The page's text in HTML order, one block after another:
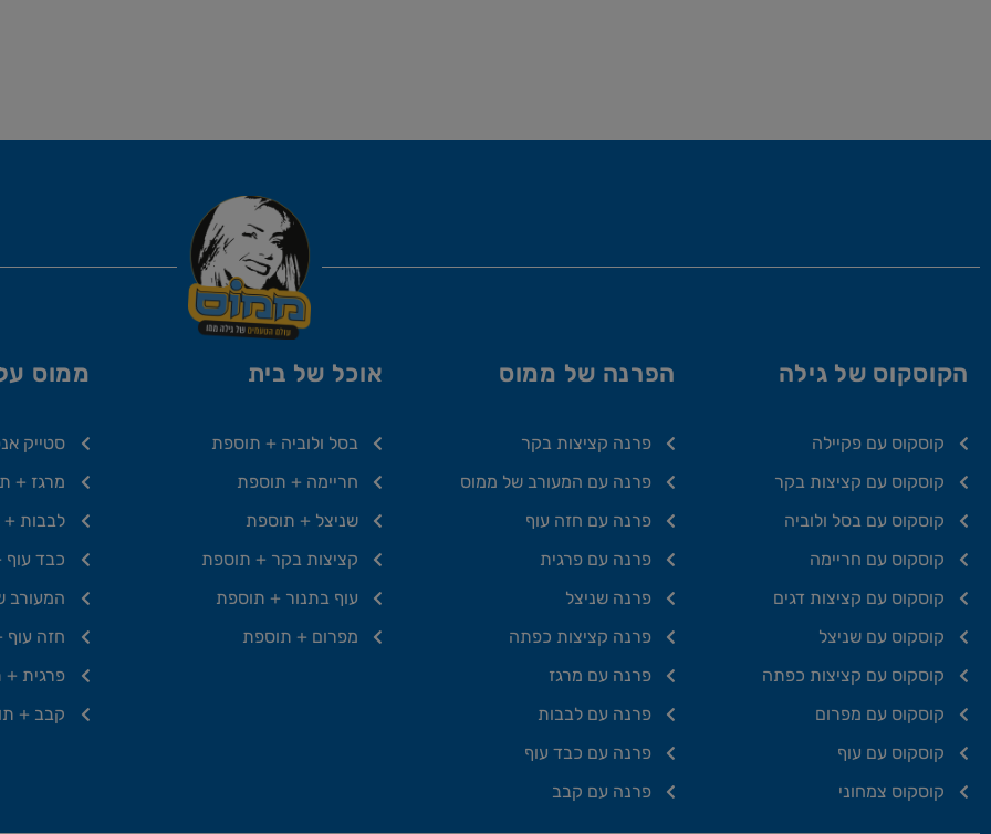
הקוסקוס של גילה
קוסקוס עם פקיילה
קוסקוס עם קציצות בקר
קוסקוס עם בסל ולוביה
קוסקוס עם חריימה
קוסקוס עם קציצות דגים
קוסקוס עם שניצל
קוסקוס עם קציצות כפתה
קוסקוס עם מפרום
קוסקוס עם עוף
קוסקוס צמחוני
הפרנה של ממוס
פרנה קציצות בקר
פרנה עם המעורב של ממוס
פרנה עם חזה עוף
פרנה עם פרגית
פרנה שניצל
פרנה קציצות כפתה
פרנה עם מרגז
פרנה עם לבבות
פרנה עם כבד עוף
פרנה עם קבב
אוכל של בית
בסל ולוביה + תוספת
חריימה + תוספת
שניצל + תוספת
קציצות בקר + תוספת
עוף בתנור + תוספת
מפרום + תוספת
ממוס
סטייק
מרגז +
לבבות
כבד
המעורב
חזה
פרגית +
קבב +